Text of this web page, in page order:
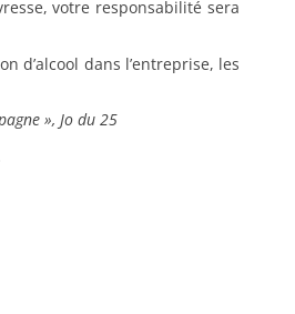
votre responsabilité sera
d’alcool dans l’entreprise, les
», Jo du 25